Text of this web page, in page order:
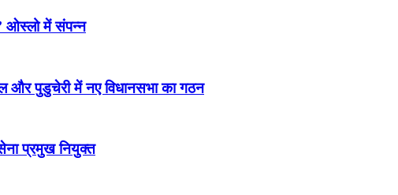
2026
2026
2026
ओस्लो में संपन्न
और पुडुचेरी में नए विधानसभा का गठन
प्रमुख नियुक्त